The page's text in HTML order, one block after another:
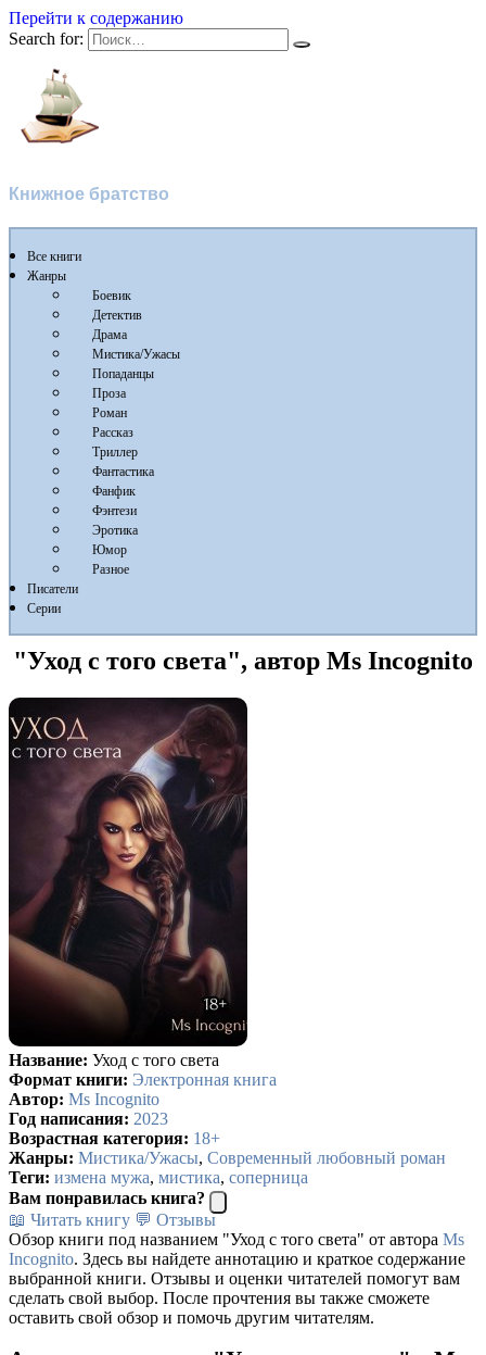
Перейти к содержанию
Search for:
Книжное братство
Все книги
Жанры
Боевик
Детектив
Драма
Мистика/Ужасы
Попаданцы
Проза
Роман
Рассказ
Триллер
Фантастика
Фанфик
Фэнтези
Эротика
Юмор
Разное
Писатели
Серии
"Уход с того света", автор Ms Incognito
Название: Уход с того света
Формат книги: Электронная книга
Автор: Ms Incognito
Год написания: 2023
Возрастная категория: 18+
Жанры: Мистика/Ужасы, Современный любовный роман
Теги: измена мужа, мистика, соперница
Вам понравилась книга?
📖 Читать книгу 💬 Отзывы
Обзор книги под названием "Уход с того света" от автора Ms
Incognito. Здесь вы найдете аннотацию и краткое содержание
выбранной книги. Отзывы и оценки читателей помогут вам
сделать свой выбор. После прочтения вы также сможете
оставить свой обзор и помочь другим читателям.